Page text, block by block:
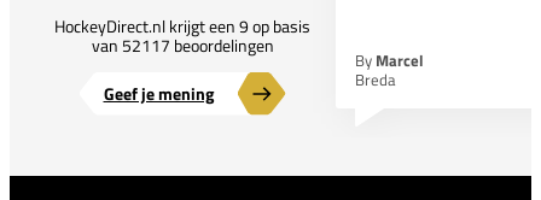
HockeyDirect.nl krijgt een 9 op basis
van 52117 beoordelingen
Geef je mening
By Marcel
Breda